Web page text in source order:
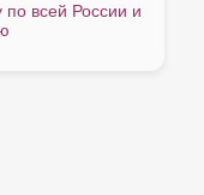
по всей России и